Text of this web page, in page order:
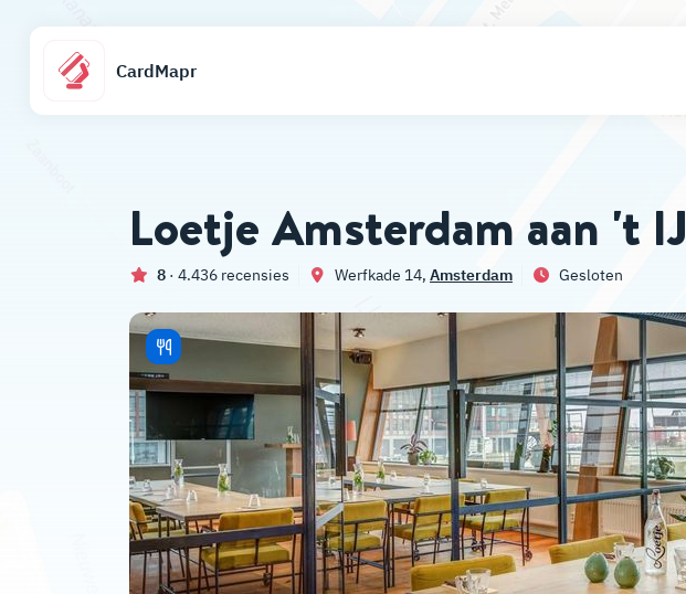
CardMapr
Loetje Amsterdam aan 't IJ
8 · 4.436 recensies Werfkade 14, Amsterdam Gesloten